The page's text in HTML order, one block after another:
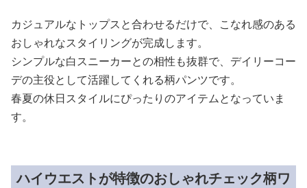
カジュアルなトップスと合わせるだけで、こなれ感のある
おしゃれなスタイリングが完成します。
シンプルな白スニーカーとの相性も抜群で、デイリーコー
デの主役として活躍してくれる柄パンツです。
春夏の休日スタイルにぴったりのアイテムとなっていま
す。
ハイウエストが特徴のおしゃれチェック柄ワ